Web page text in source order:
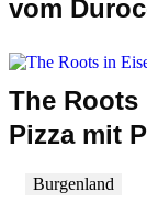
vom
The Roots
Pizza mit
Burgenland